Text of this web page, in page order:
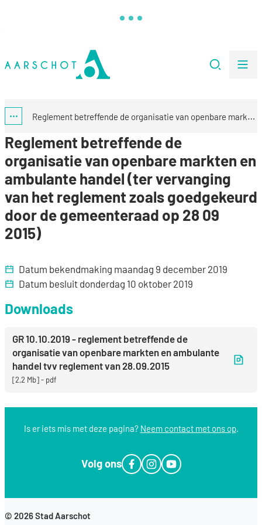
Zoeken
Toon alle broodkruimel items
Reglement betreffende de organisatie van openbare markten en ambulante handel (ter vervanging van het reglement zoals goedgekeurd door de gemeenteraad op 28 09 2015)
Reglement betreffende de
organisatie van openbare markten en
ambulante handel (ter vervanging
van het reglement zoals goedgekeurd
door de gemeenteraad op 28 09
2015)
Datum bekendmaking maandag 9 december 2019
Datum besluit donderdag 10 oktober 2019
Downloads
GR 10.10.2019 - reglement betreffende de
organisatie van openbare markten en ambulante
handel tvv reglement van 28.09.2015
2,2 Mb pdf
Is er iets mis met deze pagina? Neem contact met ons op.
Volg ons
Facebook
Instagram
YouTube
© 2026Stad Aarschot